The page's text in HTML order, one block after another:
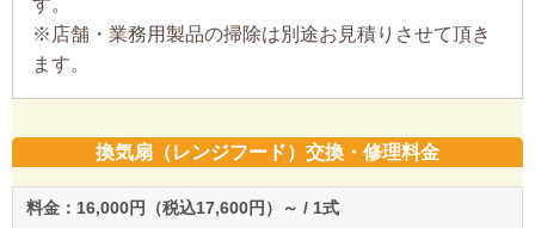
す。
※店舗・業務用製品の掃除は別途お見積りさせて頂き
ます。
換気扇（レンジフード）交換・修理料金
料金：16,000円（税込17,600円）～ / 1式